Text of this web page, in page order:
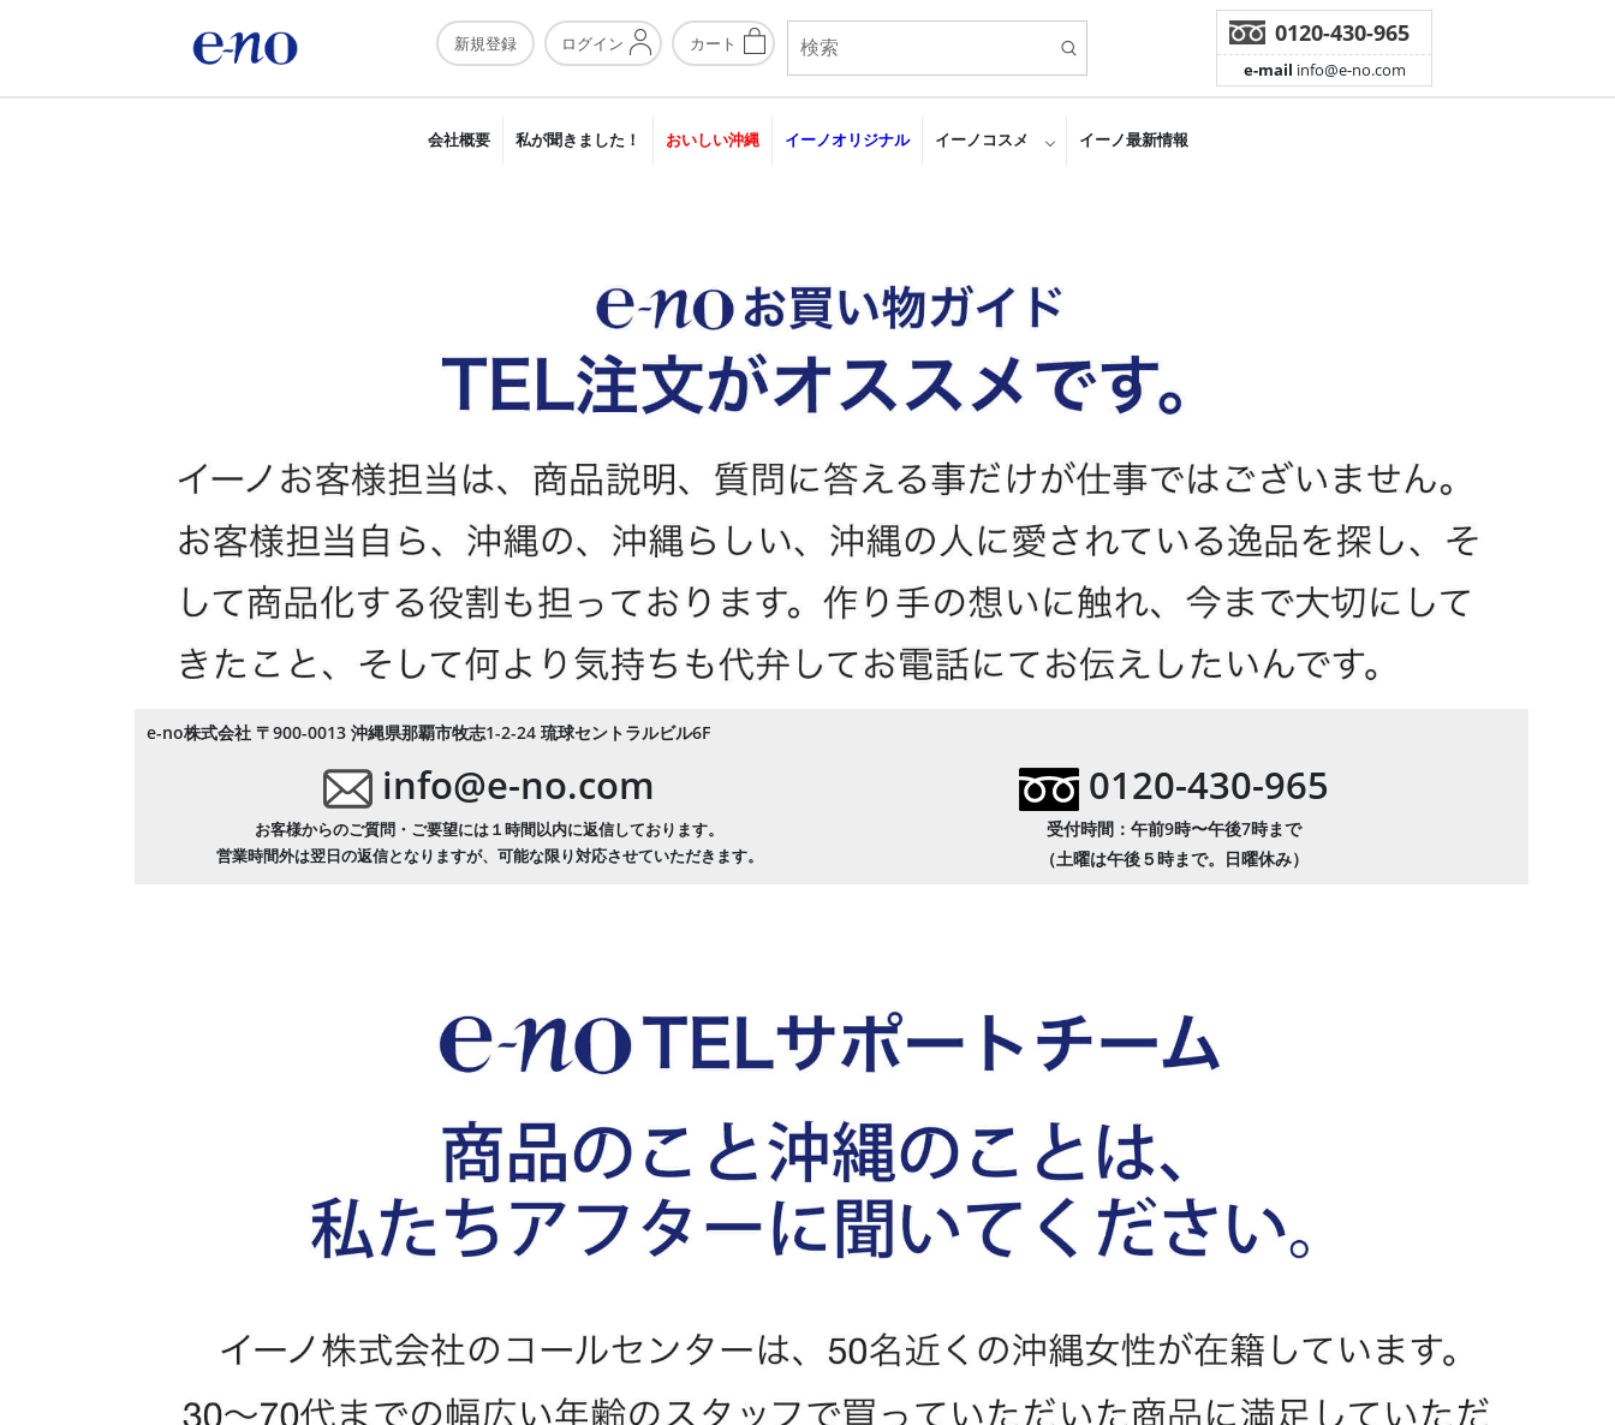
新規登録 ログイン カート 0120-430-965
e-mail info@e-no.com
会社概要 私が聞きました！ おいしい沖縄 イーノオリジナル イーノコスメ イーノ最新情報
e-no株式会社 〒900-0013 沖縄県那覇市牧志1-2-24 琉球セントラルビル6F
info@e-no.com
お客様からのご質問・ご要望には１時間以内に返信しております。
営業時間外は翌日の返信となりますが、可能な限り対応させていただきます。
0120-430-965
受付時間：午前9時〜午後7時まで
（土曜は午後５時まで。日曜休み）